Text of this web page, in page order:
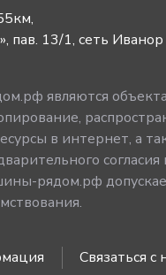
пав. 13/1, сеть Иванор
являются
в интернет, а
рядом.рф
Связаться с